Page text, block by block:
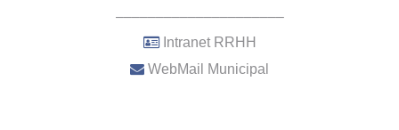
–––––––––––––––––––––
Intranet RRHH
WebMail Municipal